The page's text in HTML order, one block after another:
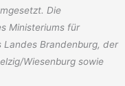
Die
Ministeriums für
Landes Brandenburg,der
Wiesenburg sowie